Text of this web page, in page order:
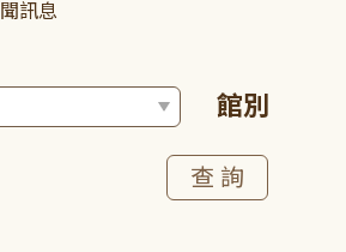
訊息
館別